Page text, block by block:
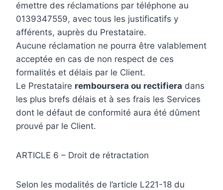
émettre des réclamations par téléphone au
0139347559, avec tous les justificatifs y
afférents, auprès du Prestataire.
Aucune réclamation ne pourra être valablement
acceptée en cas de non respect de ces
formalités et délais par le Client.
Le Prestataire remboursera ou rectifiera dans
les plus brefs délais et à ses frais les Services
dont le défaut de conformité aura été dûment
prouvé par le Client.
ARTICLE 6 – Droit de rétractation
Selon les modalités de l’article L221-18 du